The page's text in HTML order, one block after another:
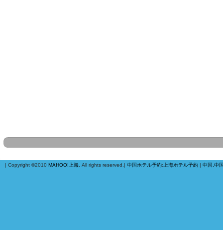
| Copyright ©2010 MAHOO!上海 , All rights reserved.| 中国ホテル予約: 上海ホテル予約 | 中国,中